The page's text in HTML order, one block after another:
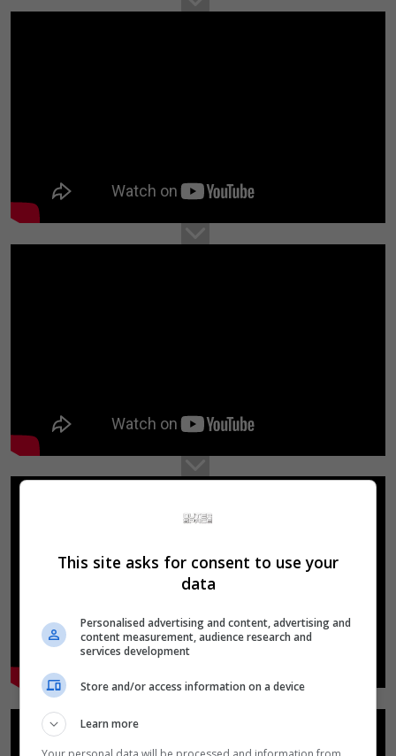
This site asks for consent to use your
data
Personalised advertising and content, advertising and
content measurement, audience research and
services development
Store and/or access information on a device
Learn more